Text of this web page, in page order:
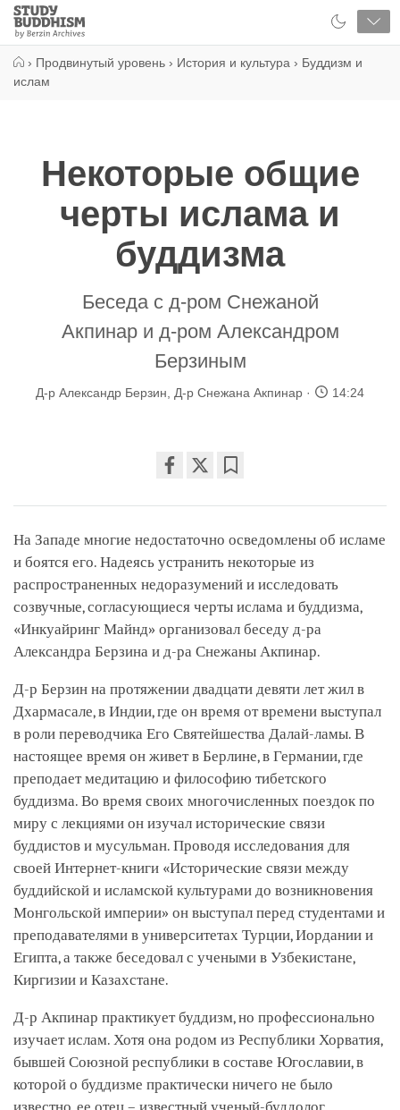
Close
Study
Buddhism
› Продвинутый уровень › История и культура › Буддизм и
ислам
Некоторые общие
черты ислама и
буддизма
Беседа с д-ром Снежаной
Акпинар и д-ром Александром
Берзиным
Д-р Александр Берзин Д-р Снежана Акпинар 14:24
on
На Западе многие недостаточно осведомлены об исламе
и боятся его. Надеясь устранить некоторые из
распространенных недоразумений и исследовать
созвучные, согласующиеся черты ислама и буддизма,
«Инкуайринг Майнд» организовал беседу д-ра
Александра Берзина и д-ра Снежаны Акпинар.
Д-р Берзин на протяжении двадцати девяти лет жил в
Дхармасале, в Индии, где он время от времени выступал
в роли переводчика Его Святейшества Далай-ламы. В
настоящее время он живет в Берлине, в Германии, где
преподает медитацию и философию тибетского
буддизма. Во время своих многочисленных поездок по
миру с лекциями он изучал исторические связи
буддистов и мусульман. Проводя исследования для
своей Интернет-книги «Исторические связи между
буддийской и исламской культурами до возникновения
Монгольской империи» он выступал перед студентами и
преподавателями в университетах Турции, Иордании и
Египта, а также беседовал с учеными в Узбекистане,
Киргизии и Казахстане.
Д-р Акпинар практикует буддизм, но профессионально
изучает ислам. Хотя она родом из Республики Хорватия,
бывшей Союзной республики в составе Югославии, в
которой о буддизме практически ничего не было